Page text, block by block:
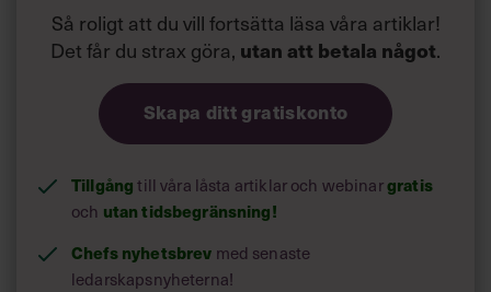
Så roligt att du vill fortsätta läsa våra artiklar!
Det får du strax göra, utan att betala något.
Skapa ditt gratiskonto
Tillgång till våra låsta artiklar och webinargratis
och utan tidsbegränsning!
Chefs nyhetsbrev med senaste
ledarskapsnyheterna!